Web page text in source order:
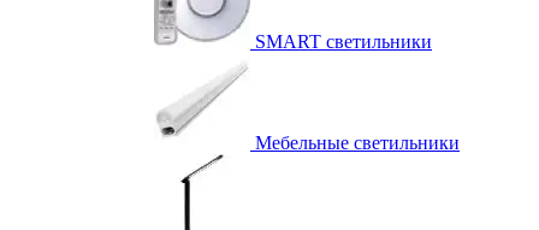
SMART светильники
Мебельные светильники